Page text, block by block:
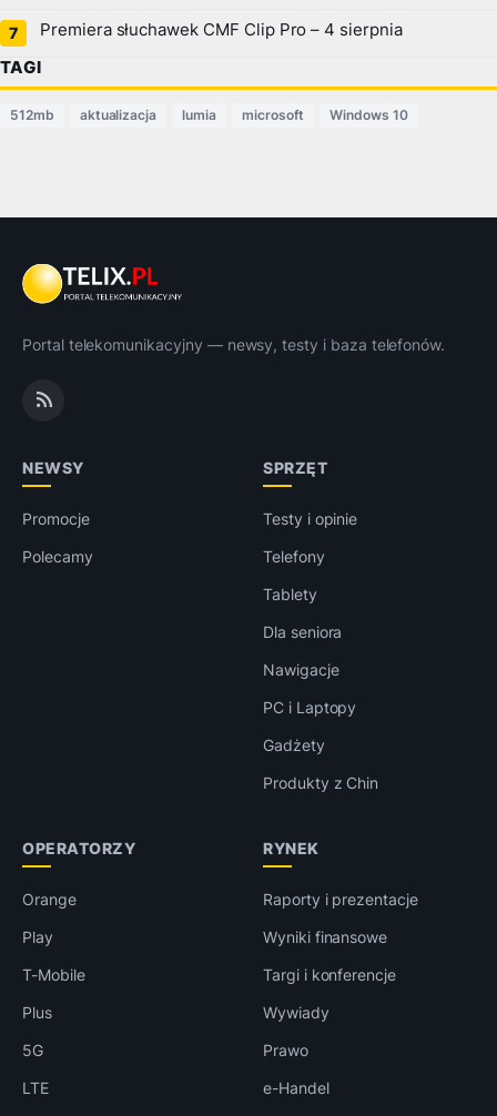
Premiera słuchawek CMF Clip Pro – 4 sierpnia
TAGI
512mb aktualizacja lumia microsoft Windows 10
Portal telekomunikacyjny — newsy, testy i baza telefonów.
NEWSY
Promocje
Polecamy
SPRZĘT
Testy i opinie
Telefony
Tablety
Dla seniora
Nawigacje
PC i Laptopy
Gadżety
Produkty z Chin
OPERATORZY
Orange
Play
T-Mobile
Plus
5G
LTE
RYNEK
Raporty i prezentacje
Wyniki finansowe
Targi i konferencje
Wywiady
Prawo
e-Handel